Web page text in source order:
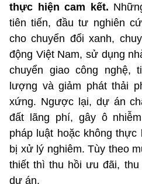
thực hiện cam kết.
tiên tiến, đầu tư nghiên
cho chuyển đổi xanh,
động Việt Nam, sử dụng
chuyển giao công nghệ,
lượng và giảm phát thải
xứng. Ngược lại, dự án
đất lãng phí, gây ô
pháp luật hoặc không thực
bị xử lý nghiêm. Tùy theo
thiết thì thu hồi ưu đãi,
dự án.